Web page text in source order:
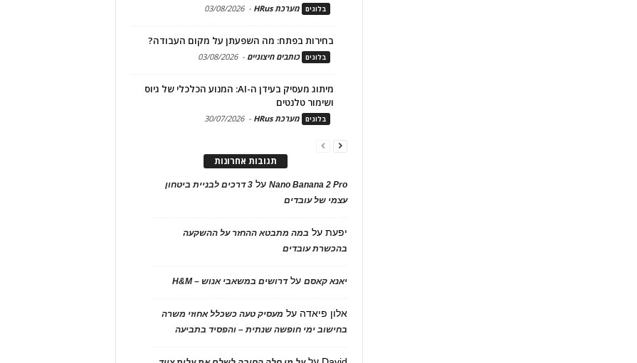
בלוגים מערכת HRus -
03/08/2026
בחירות בפתח: מה השפעתן על מקום העבודה?
בלוגים כותבים חיצוניים -
03/08/2026
מיתוג מעסיק בעידן ה-AI: המנוע הכלכלי של גיוס
ושימור טלנטים
בלוגים מערכת HRus -
30/07/2026
תגובות אחרונות
Nano Banana 2 Proעל
3 דרכים לבניית ביטחון
עצמי של עובדים
יפעתעל במה מתבטא ההחזר על ההשקעה
בהכשרת עובדים
יאנא קאסםעלדרושים במשאבי אנוש – H&M
אלון פיאדה על מעסיק טעה כשכלל אחוזי משרה
בחישוב ימי חופשה שנתית – והפסיד בתביעה